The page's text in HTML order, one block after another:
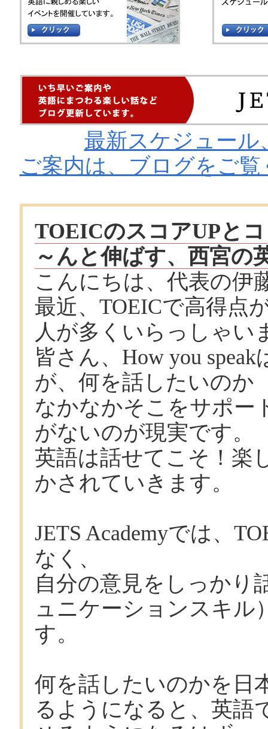
最新スケジュール
ご案内は、ブログをご
TOEICのスコアUPと
～んと伸ばす、西宮の
こんにちは、代表の伊
最近、TOEICで高得点
人が多くいらっしゃい
皆さん、How you
が、何を話したいのか
なかなかそこをサポー
がないのが現実です。
英語は話せてこそ！楽
かされていきます。
JETS Academyでは、
なく、
自分の意見をしっかり
ュニケーションスキル
す。
何を話したいのかを日
るようになると、英語